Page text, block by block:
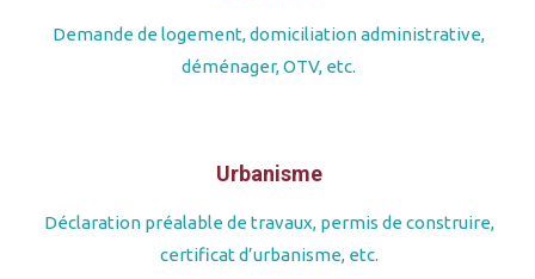
Demande de logement, domiciliation administrative,
déménager, OTV, etc.
Urbanisme
Déclaration préalable de travaux, permis de construire,
certificat d’urbanisme, etc.